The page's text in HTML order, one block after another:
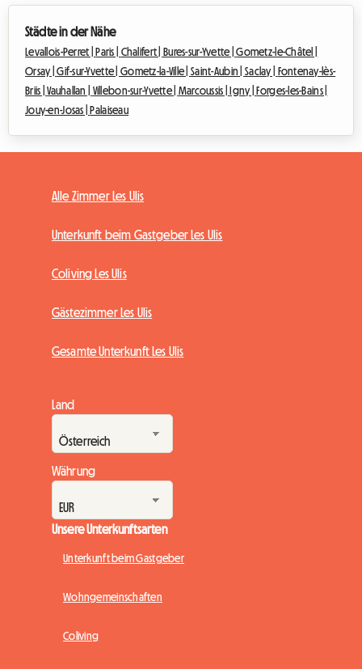
Städte in der Nähe
Levallois-Perret | Paris | Chalifert | Bures-sur-Yvette |Gometz-le-Châtel |
Orsay |Gif-sur-Yvette |Gometz-la-Ville |Saint-Aubin | Saclay |
Fontenay-lès-
Briis |Vauhallan | Villebon-sur-Yvette | Marcoussis | Igny |
Forges-les-Bains |
Jouy-en-Josas |
Palaiseau
Alle Zimmer Les Ulis
Unterkunft beim Gastgeber Les Ulis
Coliving Les Ulis
Gästezimmer Les Ulis
Gesamte Unterkunft Les Ulis
Land
Währung
Unsere Unterkunftsarten
Unterkunft beim Gastgeber
Wohngemeinschaften
Coliving